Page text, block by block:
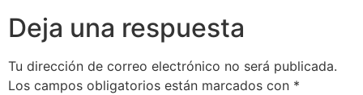
Deja una respuesta
Tu dirección de correo electrónico no será publicada.
Los campos obligatorios están marcados con *